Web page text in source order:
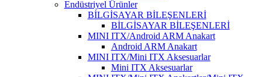
Endüstriyel Ürünler
BİLGİSAYAR BİLEŞENLERİ
BİLGİSAYAR BİLEŞENLERİ
MINI ITX/Android ARM Anakart
Android ARM Anakart
MINI ITX/Mini ITX Aksesuarlar
Mini ITX Aksesuarlar